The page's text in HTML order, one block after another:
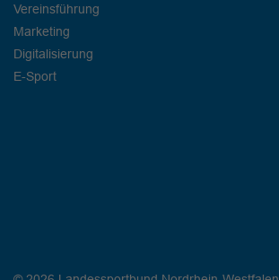
Vereinsführung
Marketing
Digitalisierung
E-Sport